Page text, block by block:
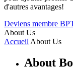
d'autres avantages!
Deviens membre
About Us
Accueil About Us
About